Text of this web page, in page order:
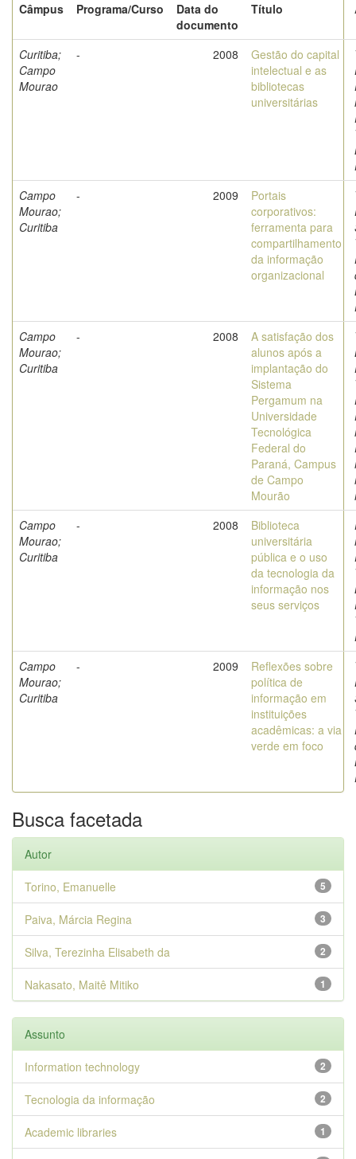
Câmpus
Programa/Curso
Data do
documento
Título
Curitiba;
Campo
Mourao
- 2008
Gestão do capital
intelectual e as
bibliotecas
universitárias
Campo
Mourao;
Curitiba
- 2009
Portais
corporativos:
ferramenta para
compartilhamento
da informação
organizacional
Campo
Mourao;
Curitiba
- 2008
A satisfação dos
alunos após a
implantação do
Sistema
Pergamum na
Universidade
Tecnológica
Federal do
Paraná, Campus
de Campo
Mourão
Campo
Mourao;
Curitiba
- 2008
Biblioteca
universitária
pública e o uso
da tecnologia da
informação nos
seus serviços
Campo
Mourao;
Curitiba
- 2009
Reflexões sobre
política de
informação em
instituições
acadêmicas: a via
verde em foco
Busca facetada
Autor
5
Torino, Emanuelle
3
Paiva, Márcia Regina
2
Silva, Terezinha Elisabeth da
1
Nakasato, Maitê Mitiko
Assunto
2
Information technology
2
Tecnologia da informação
1
Academic libraries